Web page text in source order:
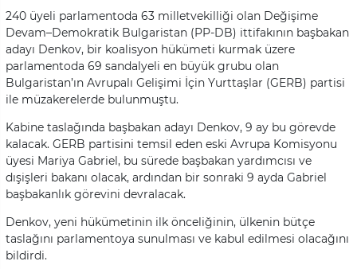
240 üyeli parlamentoda 63 milletvekilliği olan Değişime
Devam–Demokratik Bulgaristan (PP-DB) ittifakının başbakan
adayı Denkov, bir koalisyon hükümeti kurmak üzere
parlamentoda 69 sandalyeli en büyük grubu olan
Bulgaristan’ın Avrupalı Gelişimi İçin Yurttaşlar (GERB) partisi
ile müzakerelerde bulunmuştu.
Kabine taslağında başbakan adayı Denkov, 9 ay bu görevde
kalacak. GERB partisini temsil eden eski Avrupa Komisyonu
üyesi Mariya Gabriel, bu sürede başbakan yardımcısı ve
dışişleri bakanı olacak, ardından bir sonraki 9 ayda Gabriel
başbakanlık görevini devralacak.
Denkov, yeni hükümetinin ilk önceliğinin, ülkenin bütçe
taslağını parlamentoya sunulması ve kabul edilmesi olacağını
bildirdi.